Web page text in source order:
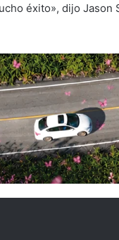
éxito», dijo